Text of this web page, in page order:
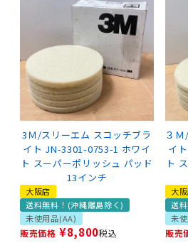
3Ｍ/スリーエム スコッチブラ
イト JN-3301-0753-1 ホワイ
ト スーパーポリッシュ パッド
13インチ
大阪店
送料無料！(沖縄離島除く)
未使用品(AA)
販売価格 ¥8,800税込
３
イ
ト
大
送
未
販売